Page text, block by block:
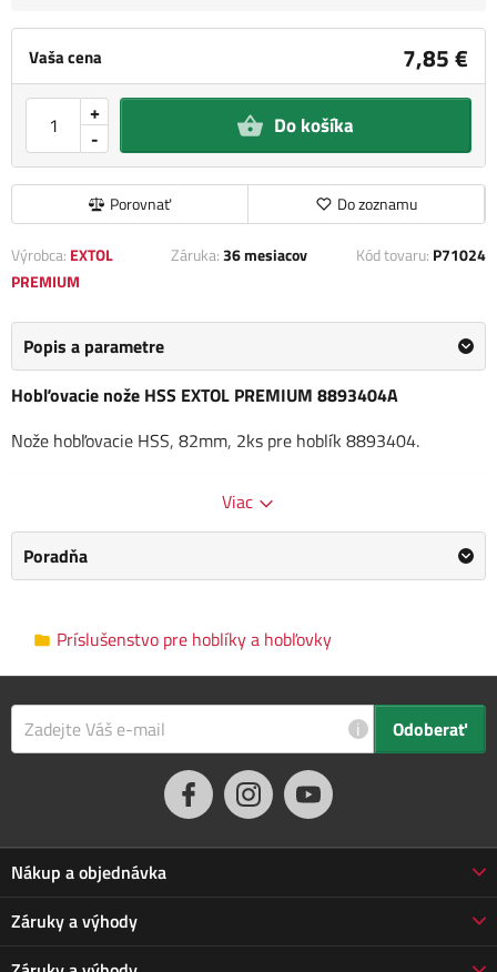
Vaša cena 7,85 €
-
+ Do košíka
Porovnať Do zoznamu
Výrobca: EXTOL
PREMIUM
Záruka:36 mesiacov Kód tovaru: P71024
Popis a parametre
Hobľovacie nože HSS EXTOL PREMIUM 8893404A
Nože hobľovacie HSS, 82mm, 2ks pre hoblík 8893404.
Príslušenstvo pre hoblíky a hobľovky
Výrobca
Informace o výrobci
Rozmery balenia
0.0 x 0.0 x 0.0 cm
prosím, e-mailom:info@jarabak.sk. Pôvodná verziatu.
Viac
Poradňa
Príslušenstvo pre hoblíky a hobľovky
i Odoberať
Nákup a objednávka
Obchodné podmienky
Doprava a platba
Záruky a výhody
Reklamácia